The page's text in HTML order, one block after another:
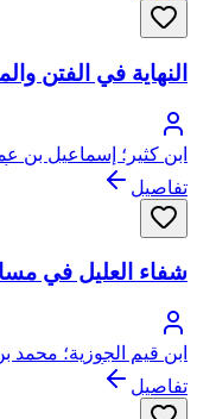
النهاية في الفتن
ابن كثير؛ إسماعيل بن
البصروي ثم الدمشقي،
تفاصيل
شفاء العليل في
ابن قيم الجوزية؛
الدمشقي، أبو عبد
تفاصيل